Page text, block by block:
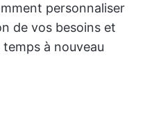
personnaliser
de vos besoins et
à nouveau